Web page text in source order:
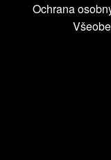
Ochrana